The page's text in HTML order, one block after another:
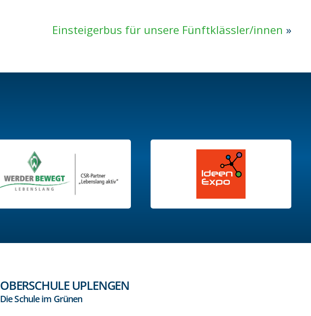
Einsteigerbus für unsere Fünftklässler/innen »
OBERSCHULE UPLENGEN
Die Schule im Grünen